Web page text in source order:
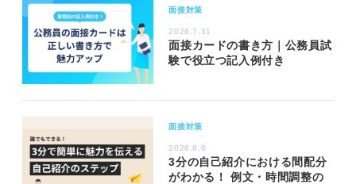
面接対策
2026.7.31
面接カードの書き方｜公務員試
験で役立つ記入例付き
面接対策
2026.8.6
3分の自己紹介における間配分
がわかる！ 例文・時間調整の